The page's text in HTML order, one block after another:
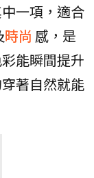
一項，適合
時尚 感，是
能瞬間提升
著自然就能